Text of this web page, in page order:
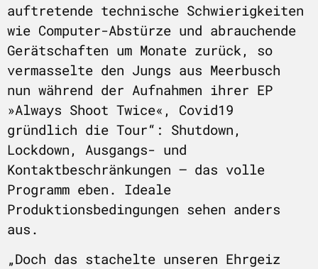
auftretende technische Schwierigkeiten
wie Computer-Abstürze und abrauchende
Gerätschaften um Monate zurück, so
vermasselte den Jungs aus Meerbusch
nun während der Aufnahmen ihrer EP
»Always Shoot Twice«, Covid19
gründlich die Tour“: Shutdown,
Lockdown, Ausgangs- und
Kontaktbeschränkungen – das volle
Programm eben. Ideale
Produktionsbedingungen sehen anders
aus.
„Doch das stachelte unseren Ehrgeiz